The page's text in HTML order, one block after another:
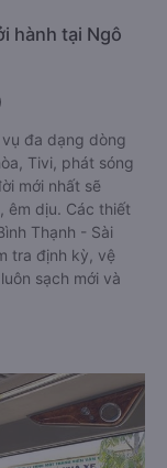
hành tại Ngô
đa dạng dòng
Tivi, phát sóng
mới nhất sẽ
êm dịu. Các thiết
Thạnh - Sài
tra định kỳ, vệ
sạch mới và